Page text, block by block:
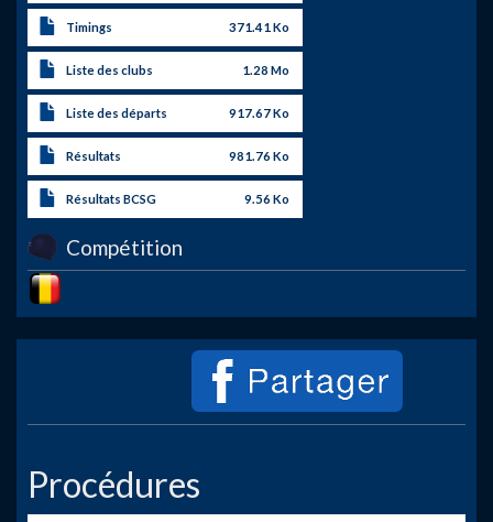
Timings 371.41 Ko
Liste des clubs 1.28 Mo
Liste des départs 917.67 Ko
Résultats 981.76 Ko
Résultats BCSG 9.56 Ko
Compétition
Image
Procédures